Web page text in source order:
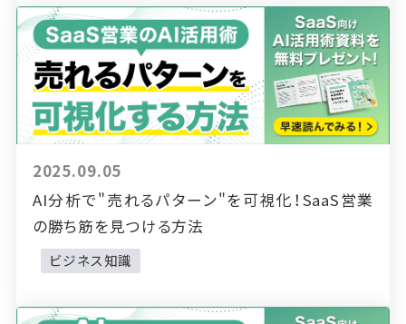
2025.09.05
AI分析で"売れるパターン"を可視化！SaaS営業
の勝ち筋を見つける方法
ビジネス知識